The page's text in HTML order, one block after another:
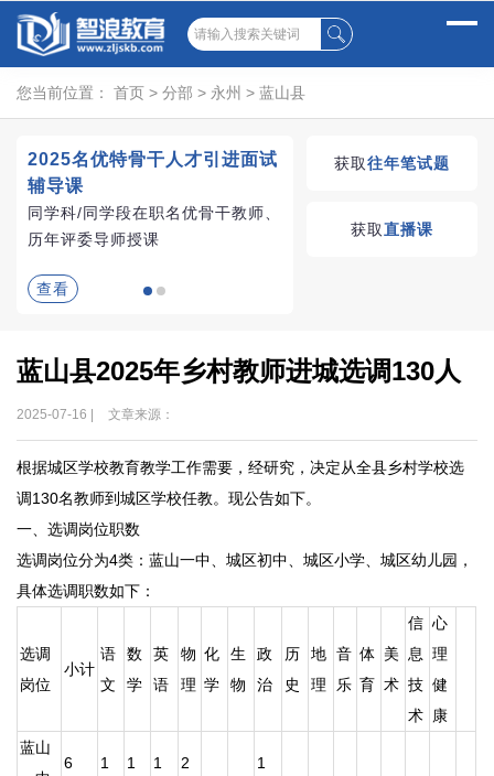
您当前位置： 首页 > 分部 > 永州 > 蓝山县
2025名优特骨干人才引进面试
辅导课
同学科/同学段在职名优骨干教师、
历年评委导师授课
查看
湖南教师招聘考试优
获取往年笔试题
获取直播课
蓝山县2025年乡村教师进城选调130人
2025-07-16 | 文章来源：
根据城区学校教育教学工作需要，经研究，决定从全县乡村学校选
调130名教师到城区学校任教。现公告如下。
一、选调岗位职数
选调岗位分为4类：蓝山一中、城区初中、城区小学、城区幼儿园，
具体选调职数如下：
选调
岗位
小计
语
文
数
学
英
语
物
理
化
学
生
物
政
治
历
史
地
理
音
乐
体
育
美
术
信
息
技
术
心
理
健
康
蓝山
6 1 1 1 2 1